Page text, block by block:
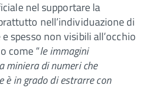
nel supportare la
nell’individuazione di
spesso non visibili all’occhio
come “le immagini
miniera di numeri che
è in grado di estrarre con